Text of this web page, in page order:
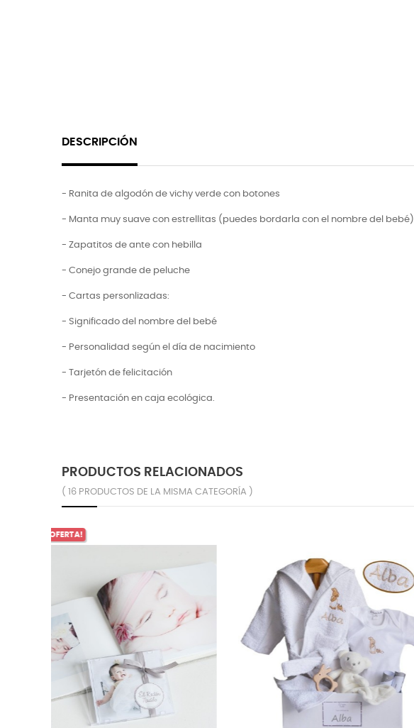
DESCRIPCIÓN
- Ranita de algodón de vichy verde con botones
- Manta muy suave con estrellitas (puedes bordarla con el nombre del bebé)
- Zapatitos de ante con hebilla
- Conejo grande de peluche
- Cartas personlizadas:
- Significado del nombre del bebé
- Personalidad según el día de nacimiento
- Tarjetón de felicitación
- Presentación en caja ecológica.
PRODUCTOS RELACIONADOS
( 16 PRODUCTOS DE LA MISMA CATEGORÍA )